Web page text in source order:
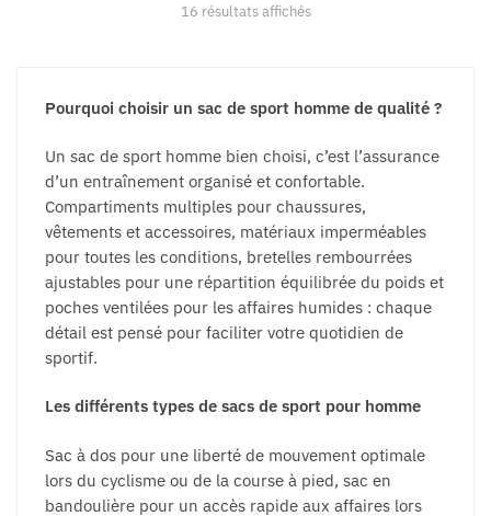
la
du
produit
la
du
produit
16 résultats affichés
Pourquoi choisir un sac de sport homme de qualité ?
Un sac de sport homme bien choisi, c’est l’assurance
d’un entraînement organisé et confortable.
Compartiments multiples pour chaussures,
vêtements et accessoires, matériaux imperméables
pour toutes les conditions, bretelles rembourrées
ajustables pour une répartition équilibrée du poids et
poches ventilées pour les affaires humides : chaque
détail est pensé pour faciliter votre quotidien de
sportif.
Les différents types de sacs de sport pour homme
Sac à dos pour une liberté de mouvement optimale
lors du cyclisme ou de la course à pied, sac en
bandoulière pour un accès rapide aux affaires lors